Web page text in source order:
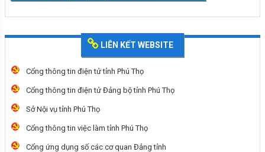
LIÊN KẾT WEBSITE
Cổng thông tin điện tử tỉnh Phú Thọ
Cổng thông tin điện tử Đảng bộ tỉnh Phú Thọ
Sở Nội vụ tỉnh Phú Thọ
Cổng thông tin việc làm tỉnh Phú Thọ
Cổng ứng dụng số các cơ quan Đảng tỉnh